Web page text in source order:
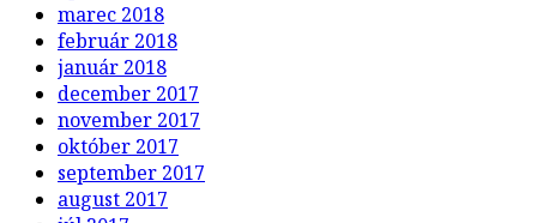
marec 2018
február 2018
január 2018
december 2017
november 2017
október 2017
september 2017
august 2017